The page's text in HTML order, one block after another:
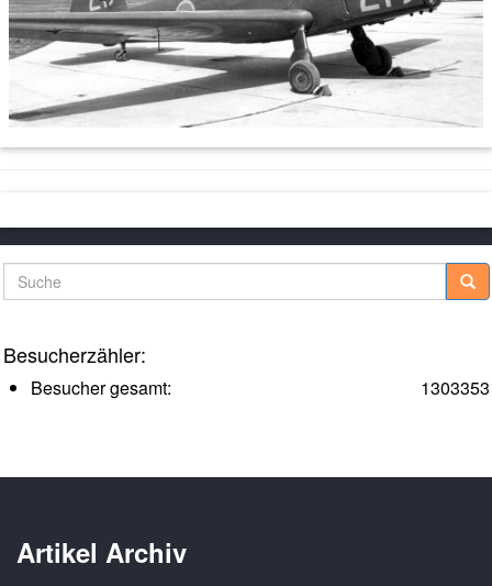
Suche
Besucherzähler:
1303353
Besucher gesamt:
Artikel Archiv